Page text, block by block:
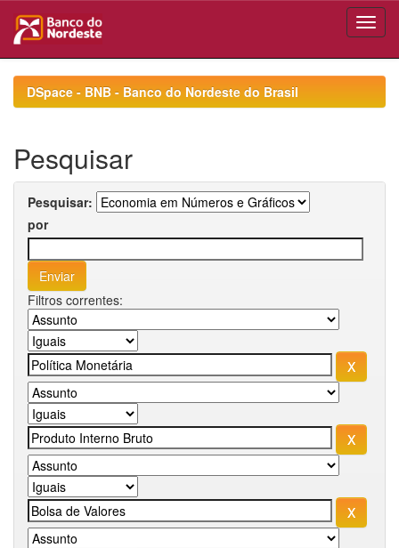
navigationDSpace - BNB - Banco do Nordeste do Brasil
Pesquisar
Pesquisar:
por
Filtros correntes: